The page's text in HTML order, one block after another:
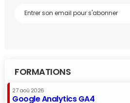
FORMATIONS
27 aoû 2026
Google Analytics GA4